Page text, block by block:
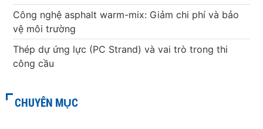
Công nghệ asphalt warm-mix: Giảm chi phí và bảo
vệ môi trường
Thép dự ứng lực (PC Strand) và vai trò trong thi
công cầu
CHUYÊN MỤC